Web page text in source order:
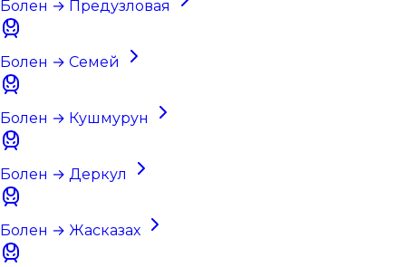
Болен → Предузловая
Болен → Семей
Болен → Кушмурун
Болен → Деркул
Болен → Жасказах